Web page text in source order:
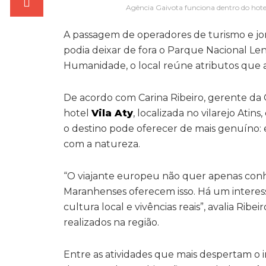
Agência Gaivota funciona dentro do
A passagem de operadores de turismo e
podia deixar de fora o Parque Nacional
Humanidade, o local reúne atributos
De acordo com Carina Ribeiro, gerente
hotel Vila Aty, localizada no vilarejo
o destino pode oferecer de mais genuíno:
com a natureza.
“O viajante europeu não quer apenas
Maranhenses oferecem isso. Há um
cultura local e vivências reais”, avalia
realizados na região.
Entre as atividades que mais despertam